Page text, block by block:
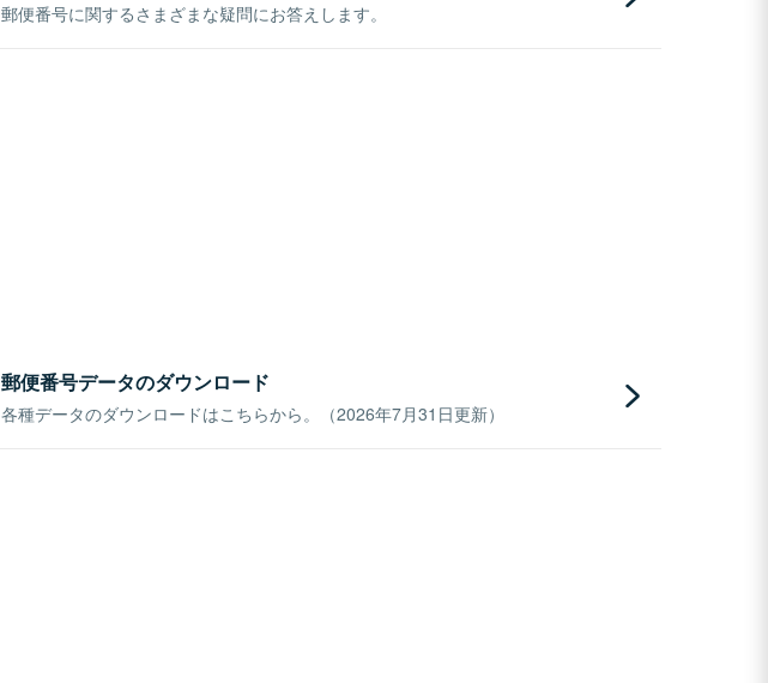
郵便番号に関するさまざまな疑問にお答えします。
郵便番号データのダウンロード
各種データのダウンロードはこちらから。（2026年7月31日更新）